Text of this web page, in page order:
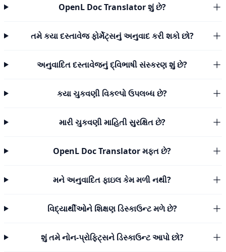
OpenL Doc Translator શું છે?
તમે કયા દસ્તાવેજ ફોર્મેટ્સનું અનુવાદ કરી શકો છો?
અનુવાદિત દસ્તાવેજનું દ્વિભાષી સંસ્કરણ શું છે?
કયા ચુકવણી વિકલ્પો ઉપલબ્ધ છે?
મારી ચુકવણી માહિતી સુરક્ષિત છે?
OpenL Doc Translator મફત છે?
મને અનુવાદિત ફાઇલ કેમ મળી નથી?
વિદ્યાર્થીઓને શિક્ષણ ડિસ્કાઉન્ટ મળે છે?
શું તમે નોન-પ્રોફિટ્સને ડિસ્કાઉન્ટ આપો છો?